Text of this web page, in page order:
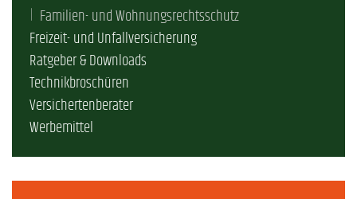
Familien- und Wohnungsrechtsschutz
Freizeit- und Unfallversicherung
Ratgeber & Downloads
Technikbroschüren
Versichertenberater
Werbemittel